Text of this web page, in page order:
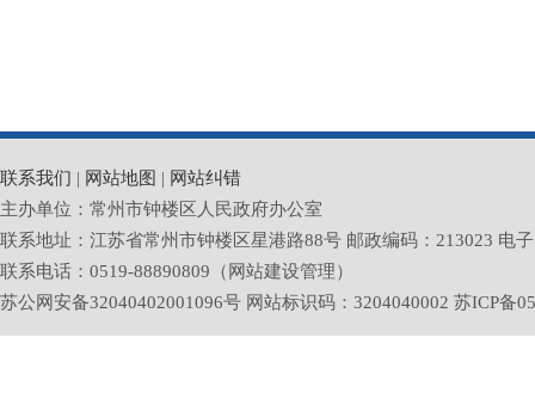
联系我们 | 网站地图 | 网站纠错
主办单位：常州市钟楼区人民政府办公室
联系地址：江苏省常州市钟楼区星港路88号 邮政编码：213023 电
联系电话：0519-88890809（网站建设管理）
苏公网安备32040402001096号 网站标识码：3204040002 苏ICP备